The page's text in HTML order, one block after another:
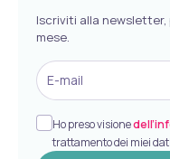
Iscriviti alla
mese.
E-mail
Ho preso visione
trattamento dei miei